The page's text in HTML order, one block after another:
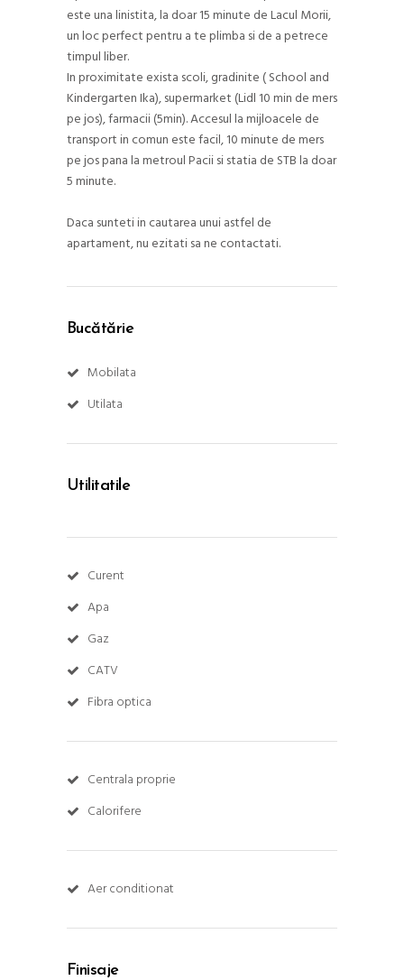
este una linistita, la doar 15 minute de Lacul Morii,
un loc perfect pentru a te plimba si de a petrece
timpul liber.
In proximitate exista scoli, gradinite ( School and
Kindergarten Ika), supermarket (Lidl 10 min de mers
pe jos), farmacii (5min). Accesul la mijloacele de
transport in comun este facil, 10 minute de mers
pe jos pana la metroul Pacii si statia de STB la doar
5 minute.
Daca sunteti in cautarea unui astfel de
apartament, nu ezitati sa ne contactati.
Bucătărie
Mobilata
Utilata
Utilitatile
Curent
Apa
Gaz
CATV
Fibra optica
Centrala proprie
Calorifere
Aer conditionat
Finisaje